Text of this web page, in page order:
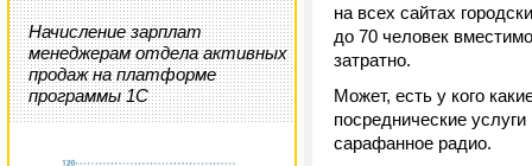
Начисление зарплат
менеджерам отдела активных
продаж на платформе
программы 1С
на всех сайтах
до 70 человек
затратно.
Может, есть у кого
посреднические
сарафанное радио.